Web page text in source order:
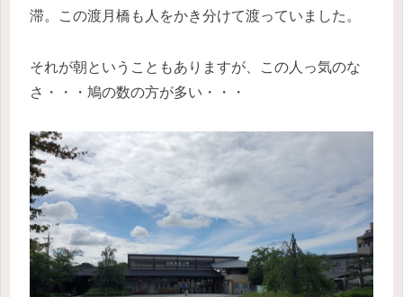
滞。この渡月橋も人をかき分けて渡っていました。
それが朝ということもありますが、この人っ気のな
さ・・・鳩の数の方が多い・・・